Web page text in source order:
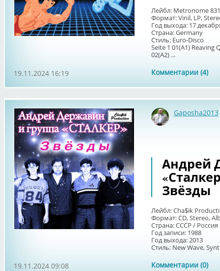
Лейбл: Metronome
Формат: Vinil, LP,
Год выхода: 17
Страна: Germany
Стиль: Euro-Disco
Seite 1 01(A1) Reaving
02(A2) ...
Комментарии (4)
19.11.2024 16:19
Gaposha2013
Андрей
Звёзды
Лейбл: Cha$ik
Формат: CD, Stereo,
Страна: СССР / Россия
Год записи: 1988
Год выхода: 2013
Стиль: New Wave,
Комментарии (0)
19.11.2024 09:08